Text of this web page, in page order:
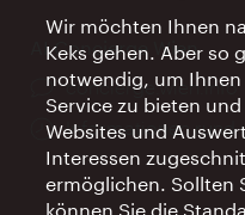
AI Concierge Wien
Ort:
concierge.wien.info
Öffnungszeiten:
Informationen rund
Wir möchten Ihnen
Keks gehen. Aber so
notwendig, um
Service zu bieten
Websites und
Interessen
ermöglichen. Sollten
können Sie die